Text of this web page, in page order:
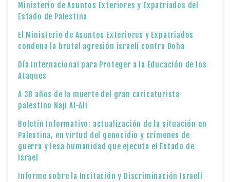
Ministerio de Asuntos Exteriores y Expatriados del
Estado de Palestina
El Ministerio de Asuntos Exteriores y Expatriados
condena la brutal agresión israelí contra Doha
Día Internacional para Proteger a la Educación de los
Ataques
A 38 años de la muerte del gran caricaturista
palestino Naji Al-Ali
Boletín Informativo: actualización de la situación en
Palestina, en virtud del genocidio y crímenes de
guerra y lesa humanidad que ejecuta el Estado de
Israel
Informe sobre la Incitación y Discriminación Israelí